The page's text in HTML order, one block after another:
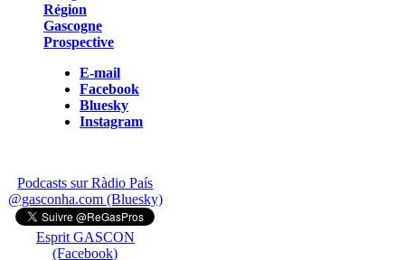
Région
Gascogne
Prospective
E-mail
Facebook
Bluesky
Instagram
Podcasts sur Ràdio País
@gasconha.com (Bluesky)
Esprit GASCON
(Facebook)